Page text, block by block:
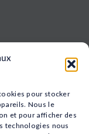
pour stocker
Nous le
et pour afficher des
technologies nous